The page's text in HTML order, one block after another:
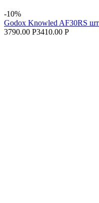
-10%
Godox Knowled AF30RS
3790.00 Р3410.00 Р